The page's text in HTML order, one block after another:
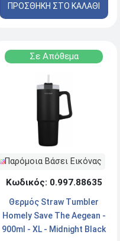
ΠΡΟΣΘΗΚΗ ΣΤΟ ΚΑΛΑΘΙ
Σε Απόθεμα
Παρόμοια Βάσει Εικόνας
Κωδικός: 0.997.88635
Θερμός Straw Tumbler
Homely Save The Aegean -
900ml - XL - Midnight Black